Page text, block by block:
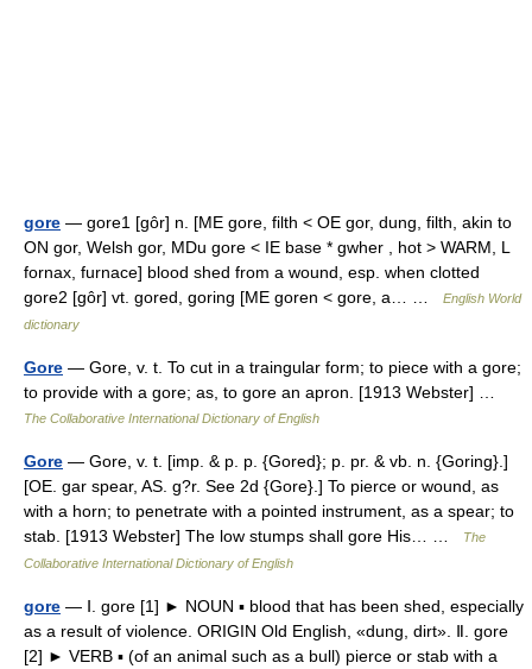
gore — gore1 [gôr] n. [ME gore, filth < OE gor, dung, filth, akin to
ON gor, Welsh gor, MDu gore < IE base * gwher , hot > WARM, L
fornax, furnace] blood shed from a wound, esp. when clotted
gore2 [gôr] vt. gored, goring [ME goren < gore, a… …
English World
dictionary
Gore — Gore, v. t. To cut in a traingular form; to piece with a gore;
to provide with a gore; as, to gore an apron. [1913 Webster] …
The Collaborative International Dictionary of English
Gore — Gore, v. t. [imp. & p. p. {Gored}; p. pr. & vb. n. {Goring}.]
[OE. gar spear, AS. g?r. See 2d {Gore}.] To pierce or wound, as
with a horn; to penetrate with a pointed instrument, as a spear; to
stab. [1913 Webster] The low stumps shall gore His… …
The
Collaborative International Dictionary of English
gore — Ⅰ. gore [1] ► NOUN ▪ blood that has been shed, especially
as a result of violence. ORIGIN Old English, «dung, dirt». Ⅱ. gore
[2] ► VERB ▪ (of an animal such as a bull) pierce or stab with a